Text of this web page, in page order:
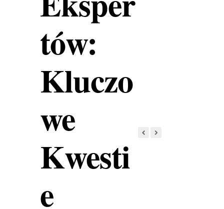
tów:
Kluczo
we
Kwesti
e